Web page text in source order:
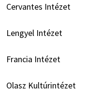
Cervantes Intézet
Lengyel Intézet
Francia Intézet
Olasz Kultúrintézet